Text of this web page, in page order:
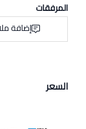
المرفقات
إضافة
السعر